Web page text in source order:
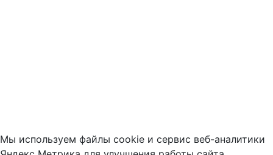
Мы используем файлы cookie и сервис веб-аналитики